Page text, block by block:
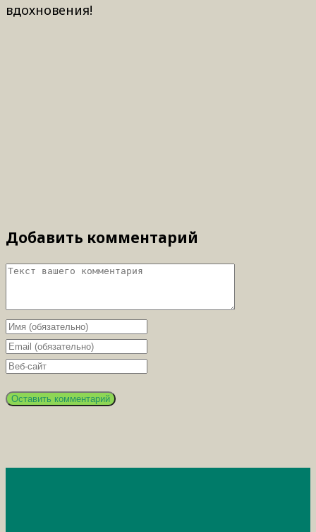
вдохновения!
Добавить комментарий